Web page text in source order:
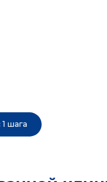
1 шага